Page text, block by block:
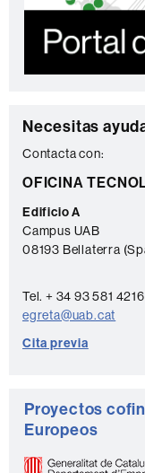
C
o
n
t
a
c
t
o
Necesitas
Contacta con:
OFICINA
Edificio A
Campus UAB
08193 Bellaterra
Tel. + 34 93 581 4216
egreta@uab.cat
Cita previa
Proyectos
Europeos